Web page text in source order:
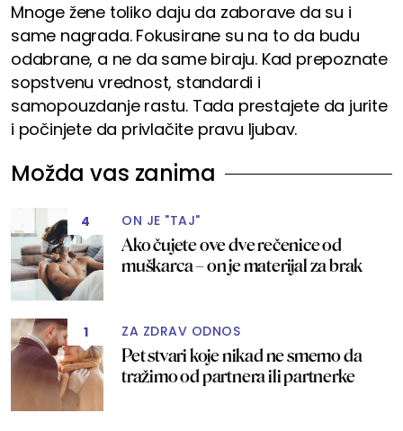
Mnoge žene toliko daju da zaborave da su i
same nagrada. Fokusirane su na to da budu
odabrane, a ne da same biraju. Kad prepoznate
sopstvenu vrednost, standardi i
samopouzdanje rastu. Tada prestajete da jurite
i počinjete da privlačite pravu ljubav.
Možda vas zanima
4 ON JE "TAJ"
Ako čujete ove dve rečenice od
muškarca – on je materijal za brak
1 ZA ZDRAV ODNOS
Pet stvari koje nikad ne smemo da
tražimo od partnera ili partnerke